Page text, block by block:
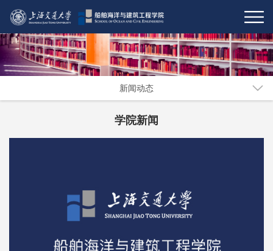
新闻动态
学院新闻